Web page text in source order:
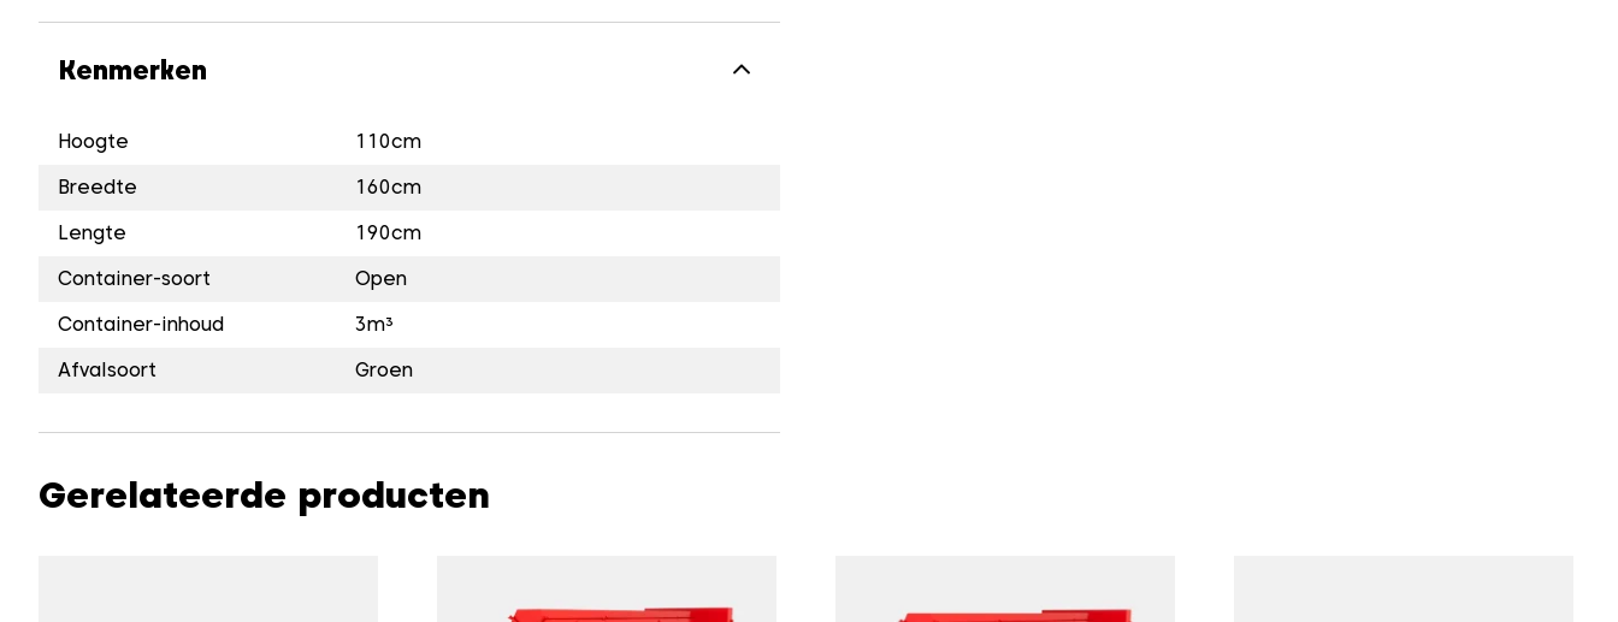
Kenmerken
Hoogte
110cm
Breedte
160cm
Lengte
190cm
Container-soort
Open
Container-inhoud
3m³
Afvalsoort
Groen
Gerelateerde producten